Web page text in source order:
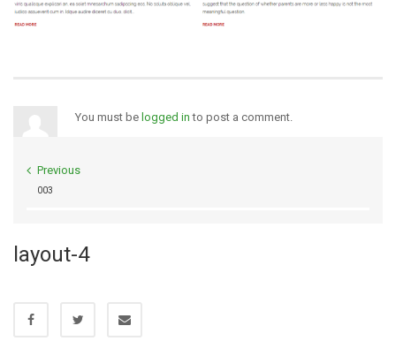
You must be logged in to post a comment.
Previous
003
layout-4